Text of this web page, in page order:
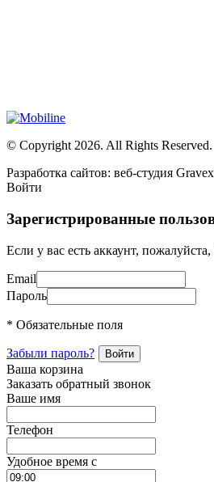
© Copyright 2026. All Rights Reserved.
Разработка сайтов: веб-студия
Войти
Зарегистрированные
Если у вас есть аккаунт,
Email
Пароль
* Обязательные поля
Забыли пароль?
Ваша корзина
Заказать обратный звонок
Ваше имя
Телефон
Удобное время c